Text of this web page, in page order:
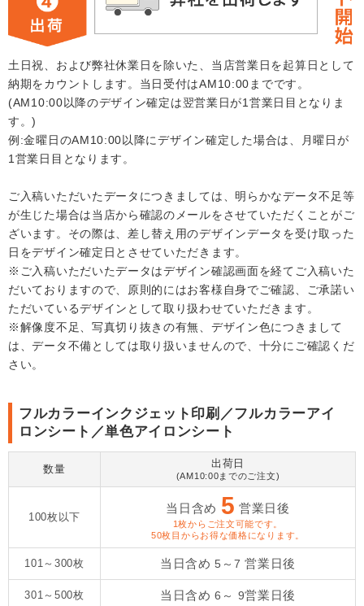
土日祝、および弊社休業日を除いた、当店営業日を起算日として
納期をカウントします。当日受付はAM10:00までです。
(AM10:00以降のデザイン確定は翌営業日が1営業日目となりま
す。)
例:金曜日のAM10:00以降にデザイン確定した場合は、月曜日が
1営業日目となります。
ご入稿いただいたデータにつきましては、明らかなデータ不足等
が生じた場合は当店から確認のメールをさせていただくことがご
ざいます。その際は、差し替え用のデザインデータを受け取った
日をデザイン確定日とさせていただきます。
※ご入稿いただいたデータはデザイン確認画面を経てご入稿いた
だいておりますので、原則的にはお客様自身でご確認、ご承諾い
ただいているデザインとして取り扱わせていただきます。
※解像度不足、写真切り抜きの有無、デザイン色につきまして
は、データ不備としては取り扱いませんので、十分にご確認くだ
さい。
フルカラーインクジェット印刷／フルカラーアイ
ロンシート／単色アイロンシート
数量 出荷日
(AM10:00までのご注文)
100枚以下
当日含め 5 営業日後
1枚からご注文可能です。
50枚目からお得な価格になります。
101～300枚 当日含め 5～7営業日後
301～500枚 当日含め 6～ 9営業日後